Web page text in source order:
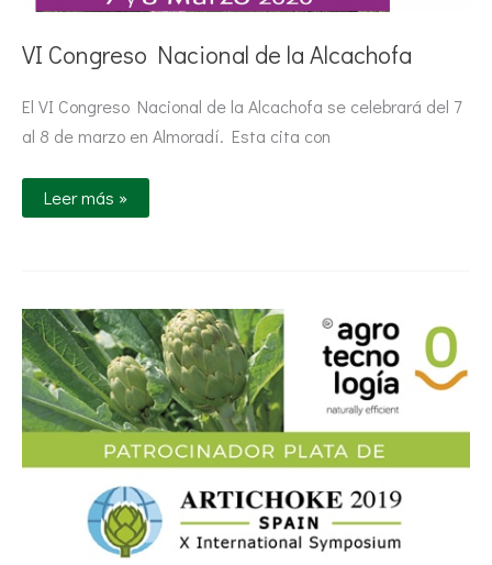
VI Congreso Nacional de la Alcachofa
El VI Congreso Nacional de la Alcachofa se celebrará del 7
al 8 de marzo en Almoradí. Esta cita con
Leer más »
Grupo
Agrotecnología,
Patrocinador
PLATA
del
X
International
Symposium
Artichoke
2019